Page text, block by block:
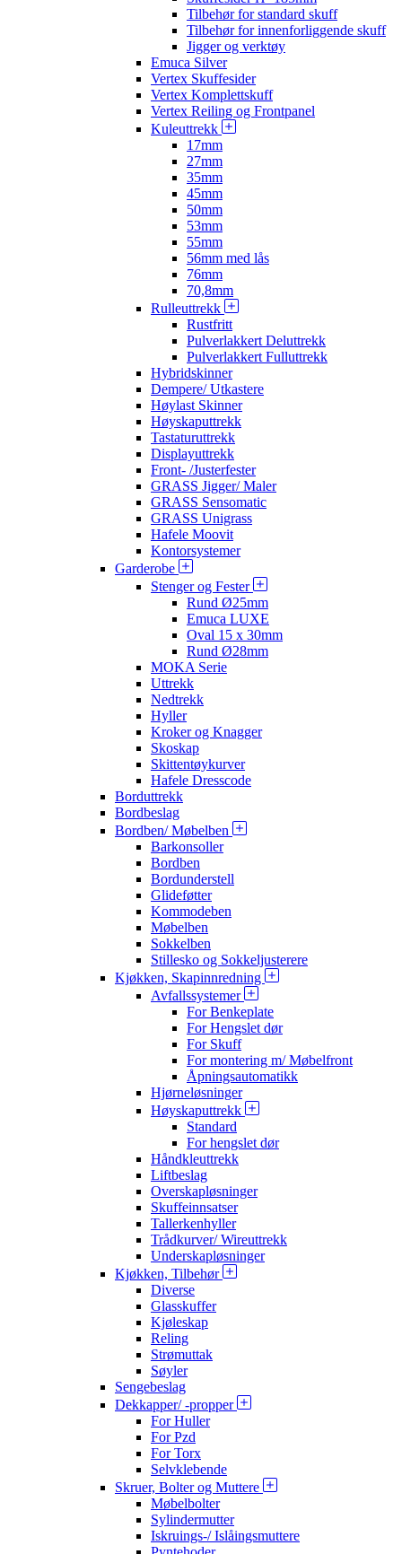
Tilbehør for standard skuff
Tilbehør for innenforliggende skuff
Jigger og verktøy
Emuca Silver
Vertex Skuffesider
Vertex Komplettskuff
Vertex Reiling og Frontpanel
Kuleuttrekk
17mm
27mm
35mm
45mm
50mm
53mm
55mm
56mm med lås
76mm
70,8mm
Rulleuttrekk
Rustfritt
Pulverlakkert Deluttrekk
Pulverlakkert Fulluttrekk
Hybridskinner
Dempere/ Utkastere
Høylast Skinner
Høyskaputtrekk
Tastaturuttrekk
Displayuttrekk
Front- /Justerfester
GRASS Jigger/ Maler
GRASS Sensomatic
GRASS Unigrass
Hafele Moovit
Kontorsystemer
Garderobe
Stenger og Fester
Rund Ø25mm
Emuca LUXE
Oval 15 x 30mm
Rund Ø28mm
MOKA Serie
Uttrekk
Nedtrekk
Hyller
Kroker og Knagger
Skoskap
Skittentøykurver
Hafele Dresscode
Borduttrekk
Bordbeslag
Bordben/ Møbelben
Barkonsoller
Bordben
Bordunderstell
Glideføtter
Kommodeben
Møbelben
Sokkelben
Stillesko og Sokkeljusterere
Kjøkken, Skapinnredning
Avfallssystemer
For Benkeplate
For Hengslet dør
For Skuff
For montering m/ Møbelfront
Åpningsautomatikk
Hjørneløsninger
Høyskaputtrekk
Standard
For hengslet dør
Håndkleuttrekk
Liftbeslag
Overskapløsninger
Skuffeinnsatser
Tallerkenhyller
Trådkurver/ Wireuttrekk
Underskapløsninger
Kjøkken, Tilbehør
Diverse
Glasskuffer
Kjøleskap
Reling
Strømuttak
Søyler
Sengebeslag
Dekkapper/ -propper
For Huller
For Pzd
For Torx
Selvklebende
Skruer, Bolter og Muttere
Møbelbolter
Sylindermutter
Iskruings-/ Islåingsmuttere